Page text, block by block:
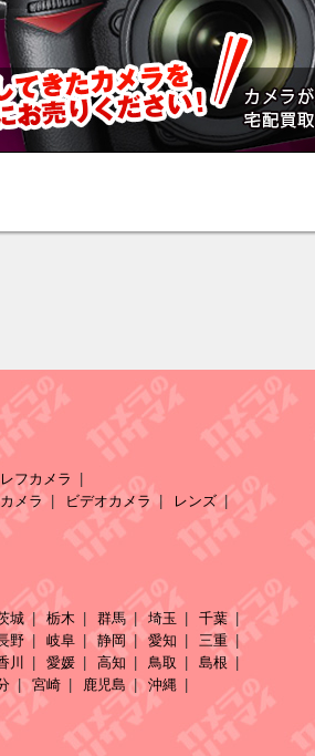
フカメラ
メラ ビデオカメラ
レンズ
城 栃木 群馬 埼玉
千葉
野 岐阜 静岡 愛知
三重
川 愛媛 高知 鳥取
島根
宮崎 鹿児島 沖縄